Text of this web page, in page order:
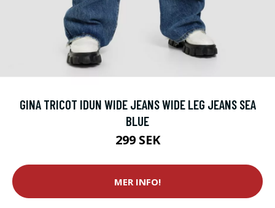
GINA TRICOT IDUN WIDE JEANS WIDE LEG JEANS SEA
BLUE
299 SEK
MER INFO!